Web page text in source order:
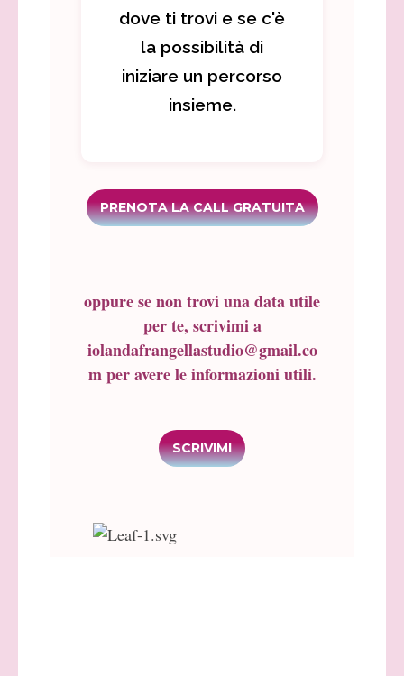
dove ti trovi e se c'è
la possibilità di
iniziare un percorso
insieme.
PRENOTA LA CALL GRATUITA
oppure se non trovi una data utile
per te, scrivimi a
iolandafrangellastudio@gmail.co
mper avere le informazioni utili.
SCRIVIMI